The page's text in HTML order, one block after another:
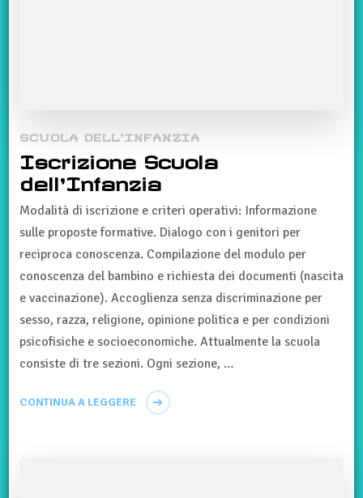
SCUOLA DELL'INFANZIA
Iscrizione Scuola
dell’Infanzia
Modalità di iscrizione e criteri operativi: Informazione
sulle proposte formative. Dialogo con i genitori per
reciproca conoscenza. Compilazione del modulo per
conoscenza del bambino e richiesta dei documenti (nascita
e vaccinazione). Accoglienza senza discriminazione per
sesso, razza, religione, opinione politica e per condizioni
psicofisiche e socioeconomiche. Attualmente la scuola
consiste di tre sezioni. Ogni sezione, …
CONTINUA A LEGGERE